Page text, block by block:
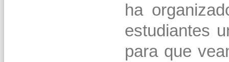
ha
estudiantes
para que